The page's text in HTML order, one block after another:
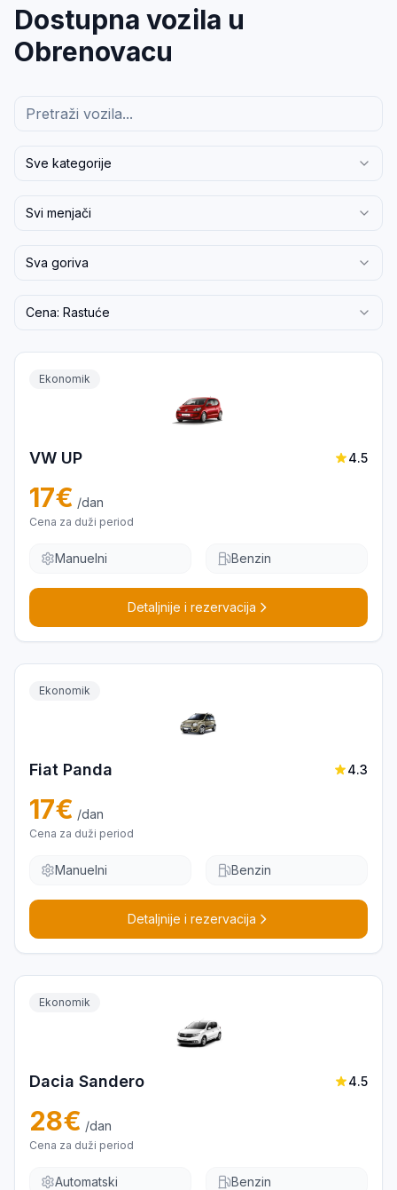
Dostupna vozila u
Obrenovacu
Sve kategorije
Svi menjači
Sva goriva
Cena: Rastuće
Ekonomik
VW UP 4.5
17€ /dan
Cena za duži period
Manuelni Benzin
Detaljnije i rezervacija
Ekonomik
Fiat Panda 4.3
17€ /dan
Cena za duži period
Manuelni Benzin
Detaljnije i rezervacija
Ekonomik
Dacia Sandero 4.5
28€ /dan
Cena za duži period
Automatski Benzin